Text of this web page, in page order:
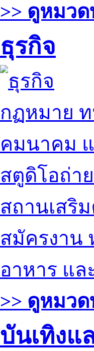
>> ดูหมว
ธุรกิจ
กฏหมาย
คมนาคม
สตูดิโอถ่า
สถานเสริ
สมัครงาน
อาหาร แล
>> ดูหมว
บันเทิงแ